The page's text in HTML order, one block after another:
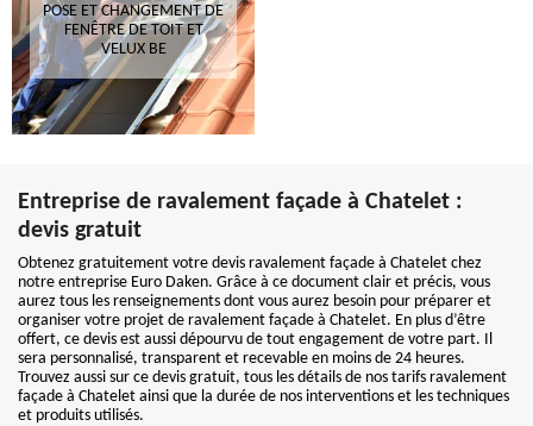
POSE ET CHANGEMENT DE
FENÊTRE DE TOIT ET
VELUX BE
Entreprise de ravalement façade à Chatelet :
devis gratuit
Obtenez gratuitement votre devis ravalement façade à Chatelet chez
notre entreprise Euro Daken. Grâce à ce document clair et précis, vous
aurez tous les renseignements dont vous aurez besoin pour préparer et
organiser votre projet de ravalement façade à Chatelet. En plus d’être
offert, ce devis est aussi dépourvu de tout engagement de votre part. Il
sera personnalisé, transparent et recevable en moins de 24 heures.
Trouvez aussi sur ce devis gratuit, tous les détails de nos tarifs ravalement
façade à Chatelet ainsi que la durée de nos interventions et les techniques
et produits utilisés.